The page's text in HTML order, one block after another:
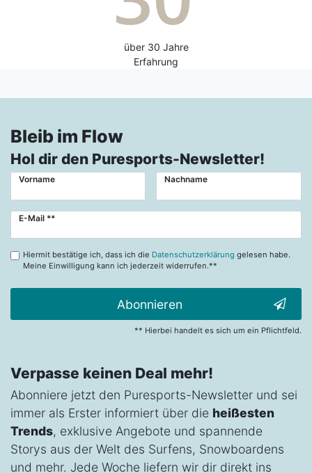
über 30 Jahre
Erfahrung
Bleib im Flow
Hol dir den Puresports-Newsletter!
Vorname Nachname
E-Mail **
Newsletter
Hiermit bestätige ich, dass ich die Datenschutzerklärung gelesen habe.
Meine Einwilligung kann ich jederzeit widerrufen.**
Abonnieren
** Hierbei handelt es sich um ein Pflichtfeld.
Verpasse keinen Deal mehr!
Abonniere jetzt den Puresports-Newsletter und sei
immer als Erster informiert über die heißesten
Trends, exklusive Angebote und spannende
Storys aus der Welt des Surfens, Snowboardens
und mehr. Jede Woche liefern wir dir direkt ins